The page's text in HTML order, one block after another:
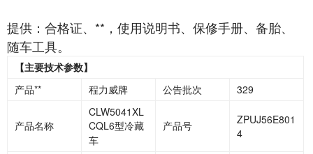
提供：合格证、**，使用说明书、保修手册、备胎、
随车工具。
【主要技术参数】
产品**
程力威牌 公告批次 329
产品名称
CLW5041XL
CQL6型冷藏
车
产品号
ZPUJ56E801
4